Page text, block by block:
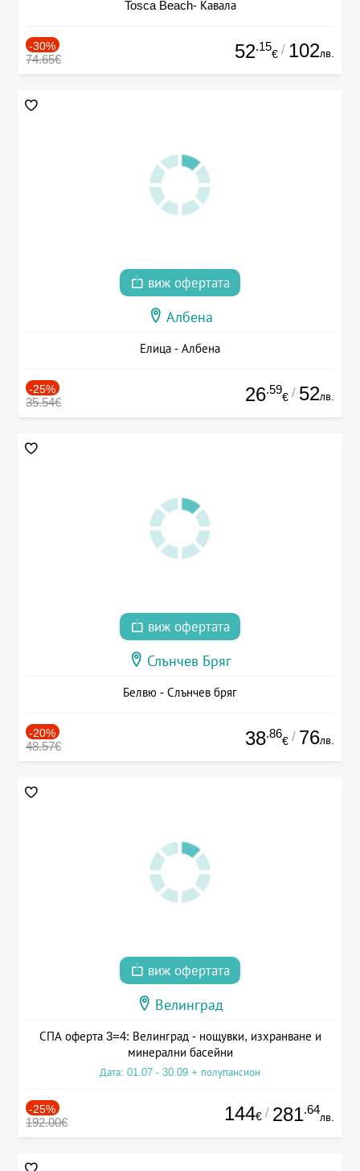
Tosca Beach- Кавала
-30%
74.65€ 52.15
€ / 102лв.
виж офертата
Албена
Елица - Албена
-25%
35.54€ 26.59
€ / 52лв.
виж офертата
Слънчев Бряг
Белвю - Слънчев бряг
-20%
48.57€ 38.86
€ / 76лв.
виж офертата
Велинград
СПА оферта 3=4: Велинград - нощувки, изхранване и
минерални басейни
Дата: 01.07 - 30.09 + полупансион
-25%
192.00€ 144€ / 281.64
лв.